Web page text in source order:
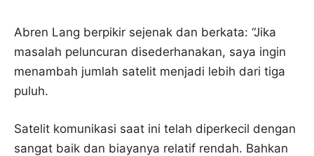
Abren Lang berpikir sejenak dan berkata: “Jika
masalah peluncuran disederhanakan, saya ingin
menambah jumlah satelit menjadi lebih dari tiga
puluh.
Satelit komunikasi saat ini telah diperkecil dengan
sangat baik dan biayanya relatif rendah. Bahkan